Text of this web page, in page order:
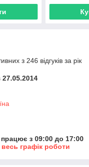
з 246 відгуків за рік
працює з 09:00 до 17:00
весь графік роботи